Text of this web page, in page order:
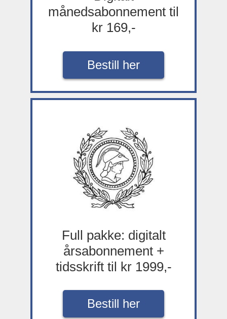
månedsabonnement til
kr 169,-
Bestill her
Full pakke: digitalt
årsabonnement +
tidsskrift til kr 1999,-
Bestill her